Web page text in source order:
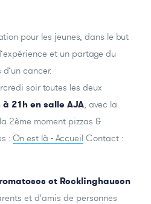
pour les jeunes, dans le but
et un partage du
cancer.
soir toutes les deux
à 21h en salle AJA, avec la
2ème moment pizzas &
: On est là - Accueil Contact :
et Recklinghausen
et d'amis de personnes